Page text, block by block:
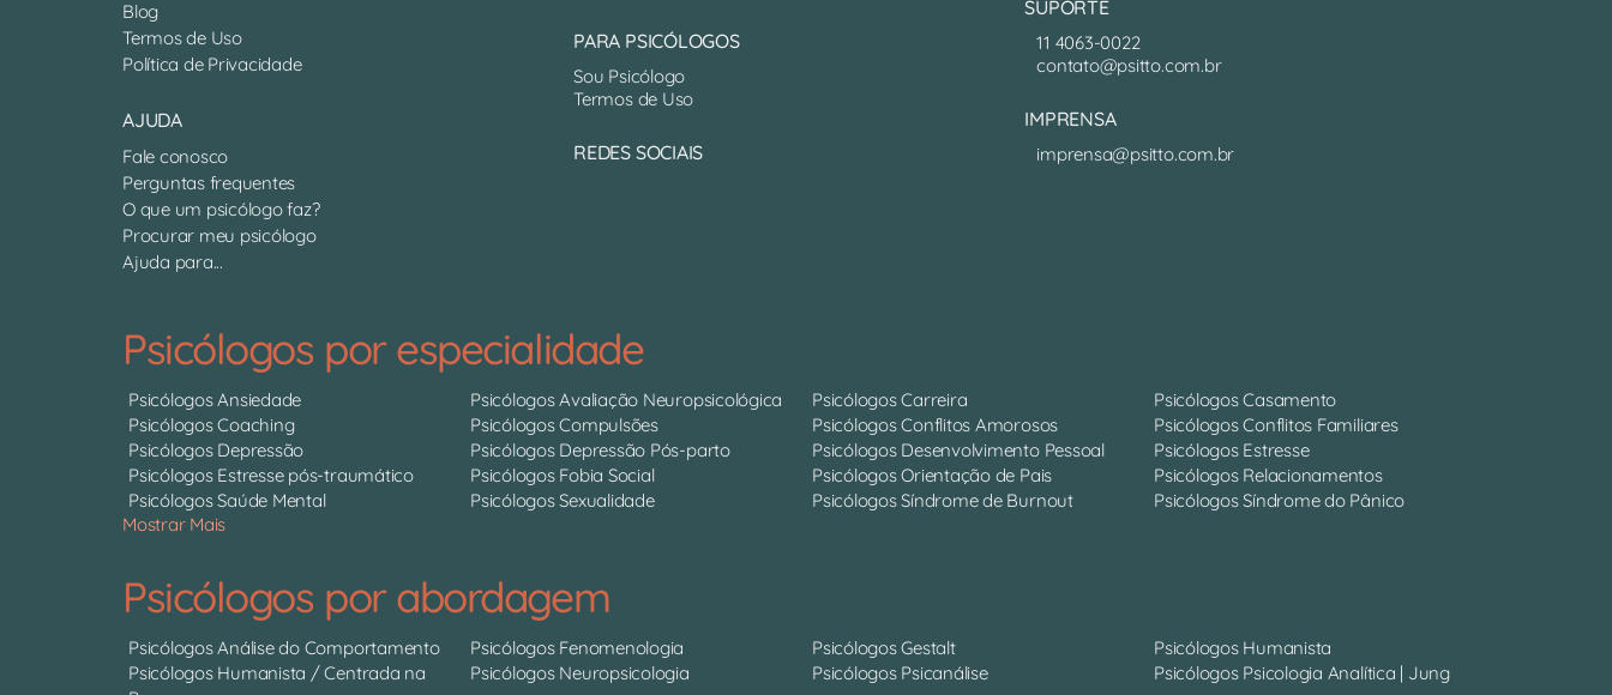
Blog
Termos de Uso
Política de Privacidade
AJUDA
Fale conosco
Perguntas frequentes
O que um psicólogo faz?
Procurar meu psicólogo
Ajuda para...
PARA PSICÓLOGOS
Sou Psicólogo
Termos de Uso
REDES SOCIAIS
SUPORTE
11 4063-0022
contato@psitto.com.br
IMPRENSA
imprensa@psitto.com.br
Psicólogos por especialidade
Psicólogos Ansiedade Psicólogos Avaliação Neuropsicológica Psicólogos Carreira
Psicólogos Casamento
Psicólogos Coaching
Psicólogos Compulsões Psicólogos Conflitos Amorosos
Psicólogos Conflitos Familiares
Psicólogos Depressão
Psicólogos Depressão Pós-parto Psicólogos Desenvolvimento Pessoal
Psicólogos Estresse
Psicólogos Estresse pós-traumático
Psicólogos Fobia Social Psicólogos Orientação de Pais
Psicólogos Relacionamentos
Psicólogos Saúde Mental
Psicólogos Sexualidade Psicólogos Síndrome de Burnout
Psicólogos Síndrome do Pânico
Mostrar Mais
Psicólogos por abordagem
Psicólogos Análise do Comportamento Psicólogos Fenomenologia Psicólogos Gestalt
Psicólogos Humanista
Psicólogos Humanista / Centrada na
Psicólogos Neuropsicologia Psicólogos Psicanálise Psicólogos Psicologia Analítica | Jung